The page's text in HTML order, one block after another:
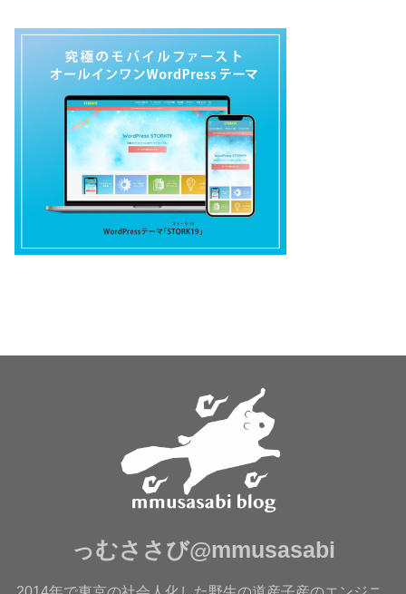
っむささび@mmusasabi